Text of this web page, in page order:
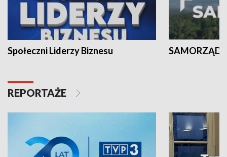
Społeczni Liderzy Biznesu SAMORZĄD
REPORTAŻE